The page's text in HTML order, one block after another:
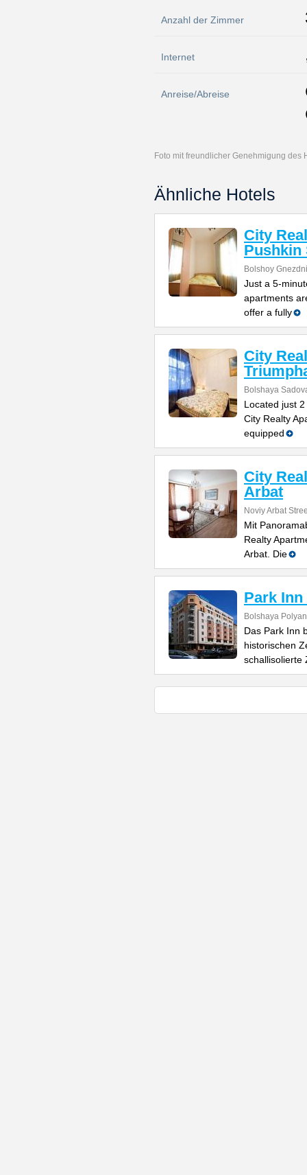
Anzahl der Zimmer
Internet
Anreise/Abreise
Foto mit freundlicher Genehmigung des
Ähnliche Hotels
City
Pushkin
Bolshoy
Just a 5-
apartments
offer a fully
City
Bolshaya
Located just
City Realty
equipped
City
Arbat
Noviy Arbat
Mit
Realty
Arbat. Die
Park Inn
Bolshaya
Das Park Inn
historischen
schallisolierte